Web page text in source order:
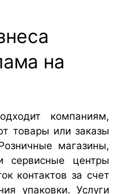
на
компаниям,
товары или заказы
магазины,
сервисные центры
контактов за счет
упаковки. Услуги